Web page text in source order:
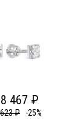
467 ₽
₽ -25%